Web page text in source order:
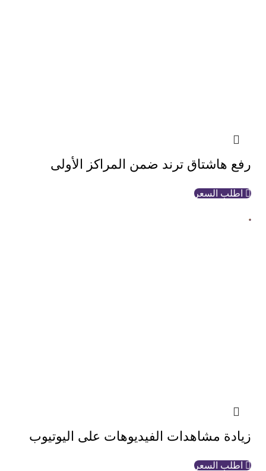
رفع هاشتاق ترند ضمن المراكز الأولى
اطلب السعر
زيادة مشاهدات الفيديوهات على اليوتيوب
اطلب السعر